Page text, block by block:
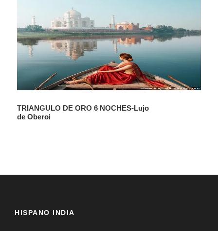
TRIANGULO DE ORO 6 NOCHES-Lujo
de Oberoi
HISPANO INDIA